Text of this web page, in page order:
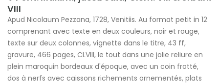
VIII
Apud Nicolaum Pezzana, 1728, Venitiis. Au format petit in 12
comprenant avec texte en deux couleurs, noir et rouge,
texte sur deux colonnes, vignette dans le titre, 43 ff,
gravure, 466 pages, CLVIII, le tout dans une jolie reliure en
plein maroquin bordeaux d'époque, avec un coin frotté,
dos à nerfs avec caissons richements ornementés, plats